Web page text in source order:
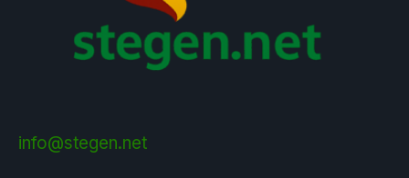
info@stegen.net